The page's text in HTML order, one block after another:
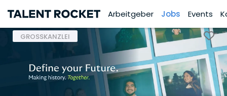
Arbeitgeber Jobs Events
GROSSKANZLEI